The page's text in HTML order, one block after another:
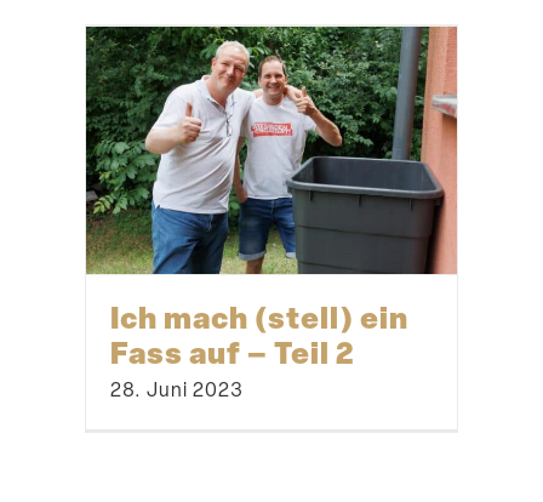
Ich mach (stell) ein
Fass auf – Teil 2
28. Juni 2023